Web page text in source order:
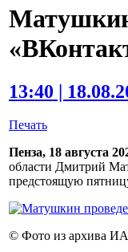
Матушкин
13:40 |
Печать
Пенза, 18 августа
области Дмитрий
предстоящую
© Фото из архива ИА